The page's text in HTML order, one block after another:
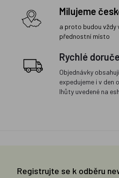
Milujeme
a proto budou vždy
přednostní místo
Rychlé
Objednávky
expedujeme i v
lhůty uvedené na
Registrujte se k odběru